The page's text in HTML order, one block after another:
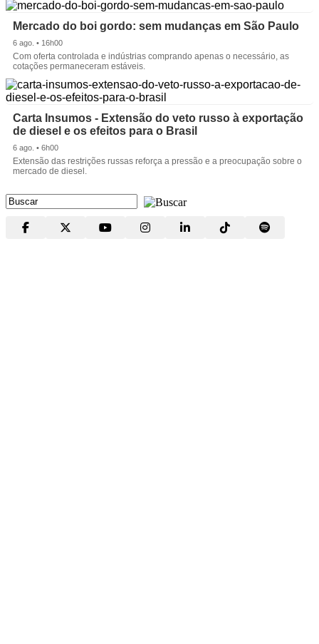
Mercado do boi gordo: sem mudanças em São Paulo
6 ago. • 16h00
Com oferta controlada e indústrias comprando apenas o necessário, as
cotações permaneceram estáveis.
Carta Insumos - Extensão do veto russo à exportação
de diesel e os efeitos para o Brasil
6 ago. • 6h00
Extensão das restrições russas reforça a pressão e a preocupação sobre o
mercado de diesel.